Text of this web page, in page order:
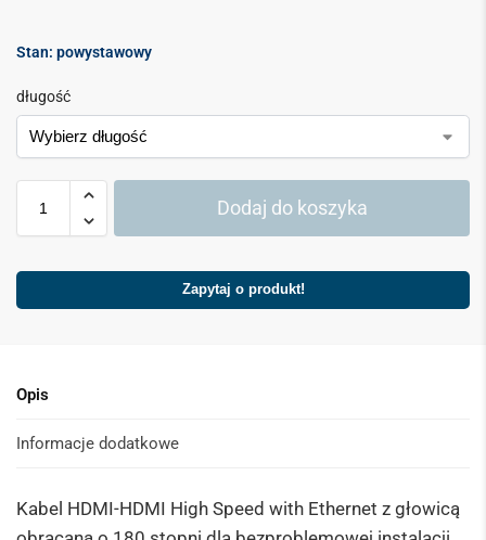
Stan: powystawowy
długość
Dodaj do koszyka
Zapytaj o produkt!
Opis
Informacje dodatkowe
Kabel HDMI-HDMI High Speed with Ethernet z głowicą